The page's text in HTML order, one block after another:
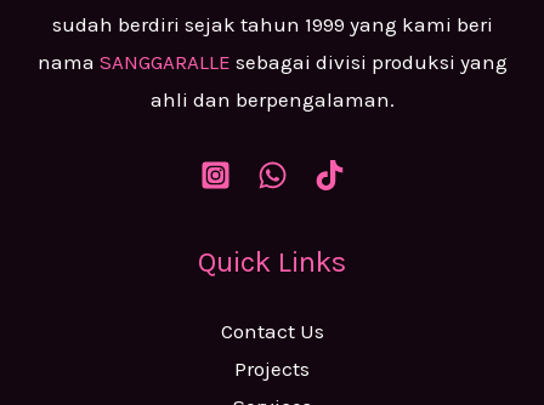
sudah berdiri sejak tahun 1999 yang kami beri
nama SANGGARALLE sebagai divisi produksi yang
ahli dan berpengalaman.
Quick Links
Contact Us
Projects